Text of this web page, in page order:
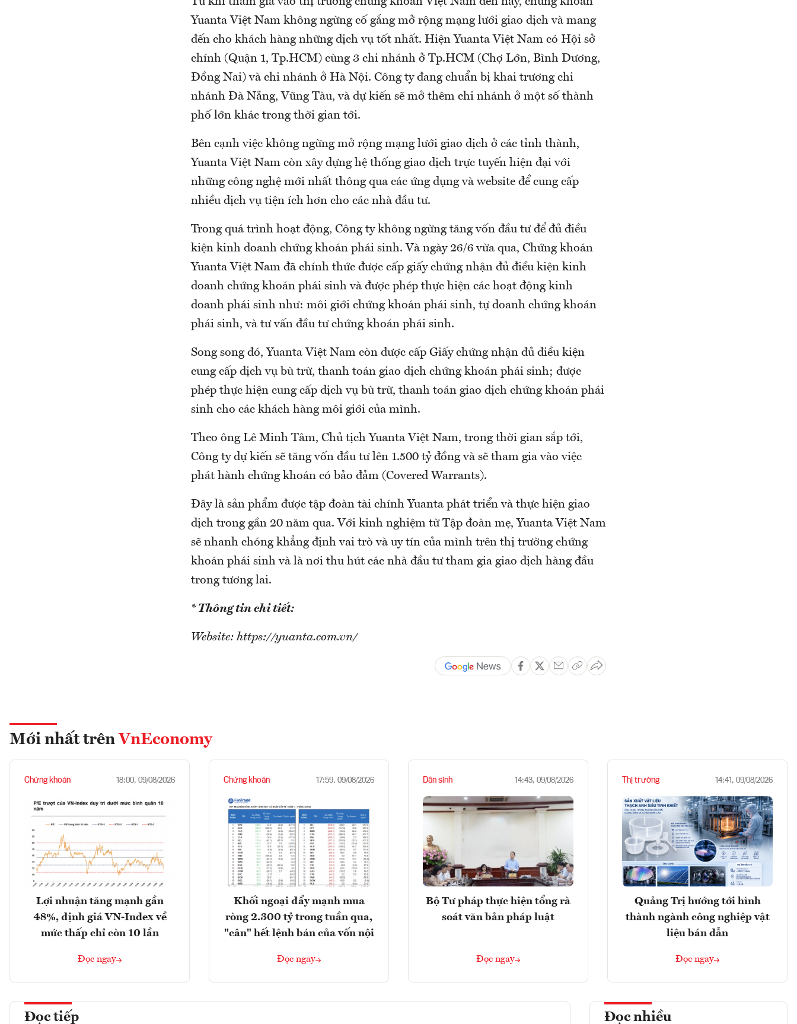
Yuanta Việt Nam không ngừng cố gắng mở rộng mạng lưới giao dịch và mang
đến cho khách hàng những dịch vụ tốt nhất. Hiện Yuanta Việt Nam có Hội sở
chính (Quận 1, Tp.HCM) cùng 3 chi nhánh ở Tp.HCM (Chợ Lớn, Bình Dương,
Đồng Nai) và chi nhánh ở Hà Nội. Công ty đang chuẩn bị khai trương chi
nhánh Đà Nẵng, Vũng Tàu, và dự kiến sẽ mở thêm chi nhánh ở một số thành
phố lớn khác trong thời gian tới.
Bên cạnh việc không ngừng mở rộng mạng lưới giao dịch ở các tỉnh thành,
Yuanta Việt Nam còn xây dựng hệ thống giao dịch trực tuyến hiện đại với
những công nghệ mới nhất thông qua các ứng dụng và website để cung cấp
nhiều dịch vụ tiện ích hơn cho các nhà đầu tư.
Trong quá trình hoạt động, Công ty không ngừng tăng vốn đầu tư để đủ điều
kiện kinh doanh chứng khoán phái sinh. Và ngày 26/6 vừa qua, Chứng khoán
Yuanta Việt Nam đã chính thức được cấp giấy chứng nhận đủ điều kiện kinh
doanh chứng khoán phái sinh và được phép thực hiện các hoạt động kinh
doanh phái sinh như: môi giới chứng khoán phái sinh, tự doanh chứng khoán
phái sinh, và tư vấn đầu tư chứng khoán phái sinh.
Song song đó, Yuanta Việt Nam còn được cấp Giấy chứng nhận đủ điều kiện
cung cấp dịch vụ bù trừ, thanh toán giao dịch chứng khoán phái sinh; được
phép thực hiện cung cấp dịch vụ bù trừ, thanh toán giao dịch chứng khoán phái
sinh cho các khách hàng môi giới của mình.
Theo ông Lê Minh Tâm, Chủ tịch Yuanta Việt Nam, trong thời gian sắp tới,
Công ty dự kiến sẽ tăng vốn đầu tư lên 1.500 tỷ đồng và sẽ tham gia vào việc
phát hành chứng khoán có bảo đảm (Covered Warrants).
Đây là sản phẩm được tập đoàn tài chính Yuanta phát triển và thực hiện giao
dịch trong gần 20 năm qua. Với kinh nghiệm từ Tập đoàn mẹ, Yuanta Việt Nam
sẽ nhanh chóng khẳng định vai trò và uy tín của mình trên thị trường chứng
khoán phái sinh và là nơi thu hút các nhà đầu tư tham gia giao dịch hàng đầu
trong tương lai.
* Thông tin chi tiết:
Website: https://yuanta.com.vn/
Mới nhất trên VnEconomy
Chứng khoán 18:00, 09/08/2026
Lợi nhuận tăng mạnh gần
48%, định giá VN-Index về
mức thấp chỉ còn 10 lần
Đọc ngay
Chứng khoán 17:59, 09/08/2026
Khối ngoại đẩy mạnh mua
ròng 2.300 tỷ trong tuần qua,
"cân" hết lệnh bán của vốn nội
Đọc ngay
Dân sinh 14:43, 09/08/2026
Bộ Tư pháp thực hiện tổng rà
soát văn bản pháp luật
Đọc ngay
Thị trường 14:41, 09/08/2026
Quảng Trị hướng tới hình
thành ngành công nghiệp vật
liệu bán dẫn
Đọc ngay
Đọc tiếp Đọc nhiều